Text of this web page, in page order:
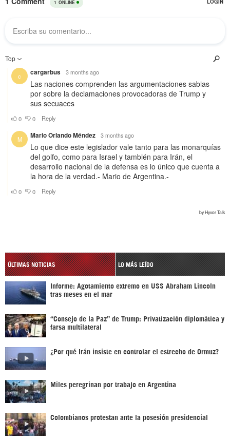
ÚLTIMAS NOTICIAS LO MÁS LEÍDO
Informe: Agotamiento extremo en USS Abraham Lincoln
tras meses en el mar
“Consejo de la Paz” de Trump: Privatización diplomática y
farsa multilateral
¿Por qué Irán insiste en controlar el estrecho de Ormuz?
Miles peregrinan por trabajo en Argentina
Colombianos protestan ante la posesión presidencial